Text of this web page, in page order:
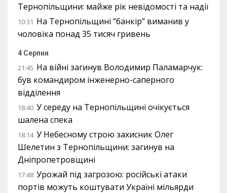
Тернопільщини: майже рік невідомості та надії
10:31 На Тернопільщині “банкір” виманив у
чоловіка понад 35 тисяч гривень
4 Серпня
21:45 На війні загинув Володимир Паламарчук:
був командиром інженерно-саперного
відділення
18:40 У середу на Тернопільщині очікується
шалена спека
18:14 У Небесному строю захисник Олег
Шелетин з Тернопільщини: загинув на
Дніпропетровщині
17:48 Урожай під загрозою: російські атаки
портів можуть коштувати Україні мільярди